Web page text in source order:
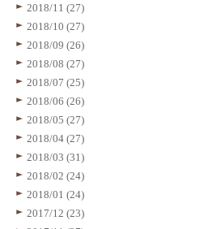
2018/11 (27)
2018/10 (27)
2018/09 (26)
2018/08 (27)
2018/07 (25)
2018/06 (26)
2018/05 (27)
2018/04 (27)
2018/03 (31)
2018/02 (24)
2018/01 (24)
2017/12 (23)